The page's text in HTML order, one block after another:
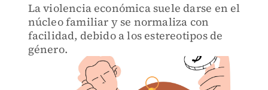
La violencia económica suele darse en el
núcleo familiar y se normaliza con
facilidad, debido a los estereotipos de
género.